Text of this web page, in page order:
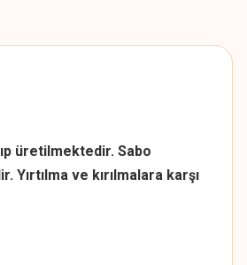
üretilmektedir. Sabo
ve kırılmalara karşı